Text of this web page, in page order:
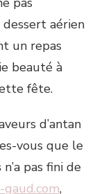
dessert aérien
un repas
beauté à
fête.
d’antan
vous que le
n’a pas fini de
,